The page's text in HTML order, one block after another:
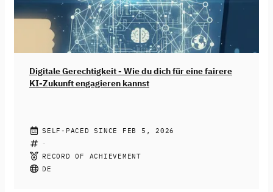
Digitale Gerechtigkeit - Wie du dich für eine fairere
KI-Zukunft engagieren kannst
JENNIFER FRITZ
Künstliche Intelligenz ist längst Teil deines Alltags
geworden. Von Empfehlungsalgorithmen in sozialen
Medien bis hin zu dem generieren von
SELF-PACED SINCE FEB 5, 2026
RECORD OF ACHIEVEMENT
DE